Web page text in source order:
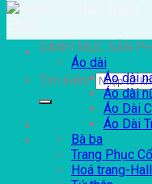
Tìm kiếm:
DANH MỤC SẢN
Áo dài
Áo dài
Áo dài
Áo Dài
Áo Dài
Bà ba
Trang Phục
Hoá trang-